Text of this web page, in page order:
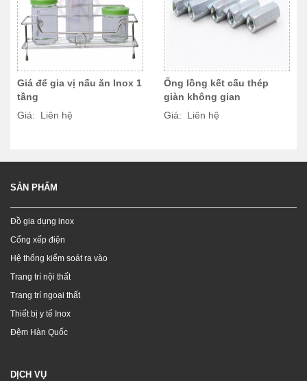
Giá để gia vị nấu ăn Inox 1
tầng
Giá: Liên hệ
Ống lồng kết cấu thép
giàn không gian
Giá: Liên hệ
SẢN PHẨM
Đồ gia dụng inox
Cổng xếp điện
Hệ thống kiểm soát ra vào
Trang trí nội thất
Trang trí ngoại thất
Thiết bị y tế Inox
Đệm Hàn Quốc
DỊCH VỤ